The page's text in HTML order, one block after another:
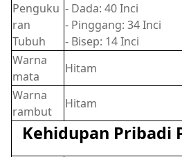
Penguku
ran
Tubuh
- Dada: 40 Inci
- Pinggang: 34 Inci
- Bisep: 14 Inci
Warna
mata
Hitam
Warna
rambut
Hitam
Kehidupan Pribadi